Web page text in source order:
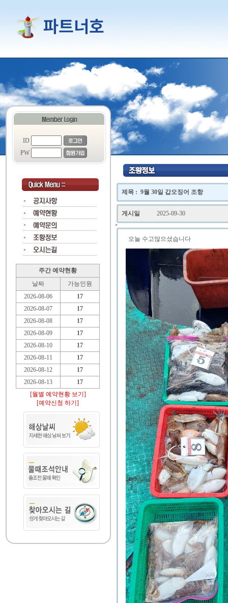
ID
PW
주간 예약현황
날짜
가능인원
2026-08-06
17
2026-08-07
17
2026-08-08
17
2026-08-09
17
2026-08-10
17
2026-08-11
17
2026-08-12
17
2026-08-13
17
[월별 예약현황 보기]
[예약신청 하기]
제목 : 9월 30일 갑오징어 조항
게시일 2025-09-30
오늘 수고많으셨습니다